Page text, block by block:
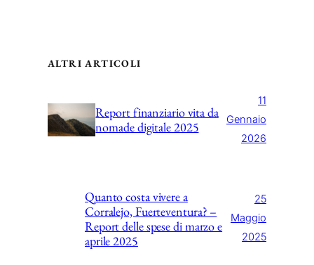
ALTRI ARTICOLI
Report finanziario vita da
nomade digitale 2025
11
Gennaio
2026
Quanto costa vivere a
Corralejo, Fuerteventura? –
Report delle spese di marzo e
aprile 2025
25
Maggio
2025